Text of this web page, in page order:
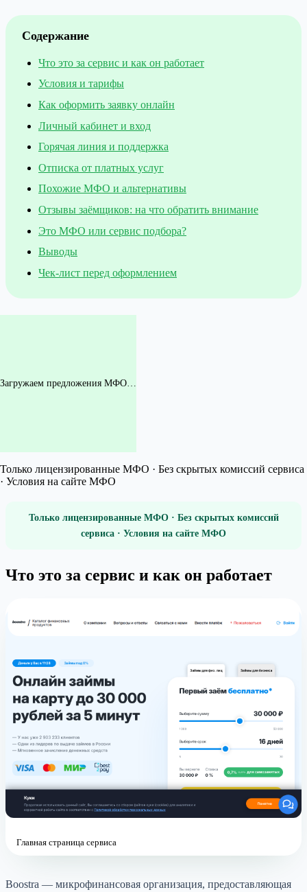
Содержание
Что это за сервис и как он работает
Условия и тарифы
Как оформить заявку онлайн
Личный кабинет и вход
Горячая линия и поддержка
Отписка от платных услуг
Похожие МФО и альтернативы
Отзывы заёмщиков: на что обратить внимание
Это МФО или сервис подбора?
Выводы
Чек-лист перед оформлением
Загружаем предложения МФО…
Только лицензированные МФО · Без скрытых комиссий сервиса
· Условия на сайте МФО
Только лицензированные МФО · Без скрытых комиссий
сервиса · Условия на сайте МФО
Что это за сервис и как он работает
Главная страница сервиса
Boostra — микрофинансовая организация, предоставляющая